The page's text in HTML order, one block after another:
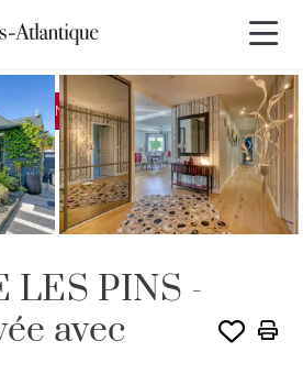
PAR BARNES
LES PINS -
avec